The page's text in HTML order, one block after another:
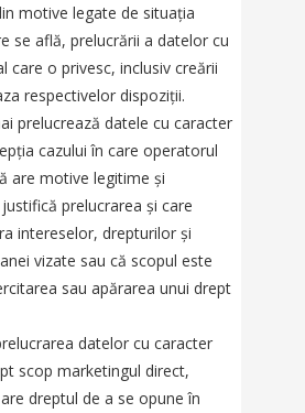
motive legate de situația
se află, prelucrării a datelor cu
care o privesc, inclusiv creării
respectivelor dispoziții.
prelucrează datele cu caracter
cazului în care operatorul
are motive legitime și
prelucrarea și care
intereselor, drepturilor și
vizate sau că scopul este
sau apărarea unui drept
datelor cu caracter
scop marketingul direct,
dreptul de a se opune în